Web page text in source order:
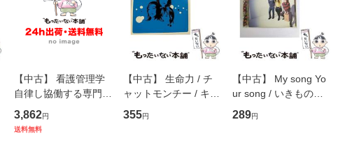
【中古】 看護管理学
自律し協働する専門職
の看護マネジメントス
キル 改訂第3版 (看護
3,862円
送料無料
【中古】 生命力 / チ
ャットモンチー / キュ
ーンレコード [CD]
【メール便送料無料】
355円
【中古】 My song Yo
ur song / いきものが
かり / [CD]【メール便
送料無料】
289円